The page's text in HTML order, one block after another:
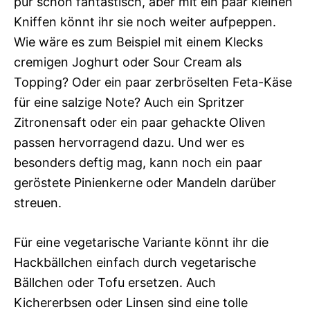
Kniffen könnt ihr sie noch weiter aufpeppen.
Wie wäre es zum Beispiel mit einem Klecks
cremigen Joghurt oder Sour Cream als
Topping? Oder ein paar zerbröselten Feta-Käse
für eine salzige Note? Auch ein Spritzer
Zitronensaft oder ein paar gehackte Oliven
passen hervorragend dazu. Und wer es
besonders deftig mag, kann noch ein paar
geröstete Pinienkerne oder Mandeln darüber
streuen.
Für eine vegetarische Variante könnt ihr die
Hackbällchen einfach durch vegetarische
Bällchen oder Tofu ersetzen. Auch
Kichererbsen oder Linsen sind eine tolle